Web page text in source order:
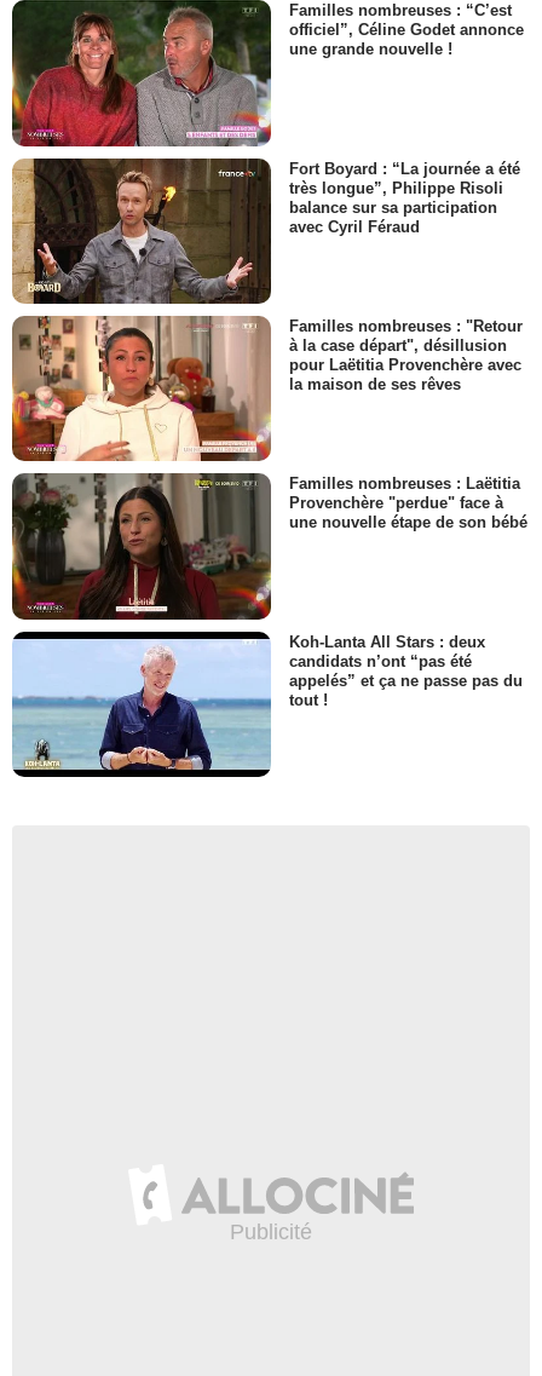
Familles nombreuses : “C’est
officiel”, Céline Godet annonce
une grande nouvelle !
Fort Boyard : “La journée a été
très longue”, Philippe Risoli
balance sur sa participation
avec Cyril Féraud
Familles nombreuses : "Retour
à la case départ", désillusion
pour Laëtitia Provenchère avec
la maison de ses rêves
Familles nombreuses : Laëtitia
Provenchère "perdue" face à
une nouvelle étape de son bébé
Koh-Lanta All Stars : deux
candidats n’ont “pas été
appelés” et ça ne passe pas du
tout !